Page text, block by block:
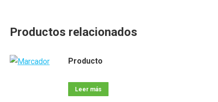
Productos relacionados
Producto
Leer más